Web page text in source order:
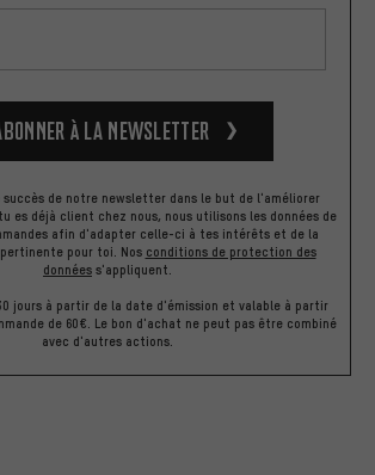
à la newsletter
succès de notre newsletter dans le but de l'améliorer
es déjà client chez nous, nous utilisons les données de
afin d'adapter celle-ci à tes intérêts et de la
pour toi. Nos conditions de protection des
données s'appliquent.
jours à partir de la date d'émission et valable à partir
de 60€. Le bon d'achat ne peut pas être combiné
avec d'autres actions.